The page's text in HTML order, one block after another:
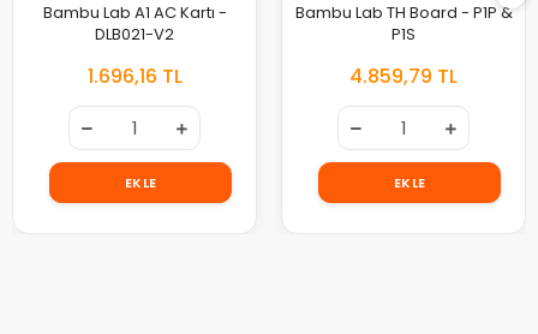
Bambu Lab A1 AC Kartı -
DLB021-V2
1.696,16 TL
EKLE
Bambu Lab TH Board - P1P &
P1S
4.859,79 TL
EKLE